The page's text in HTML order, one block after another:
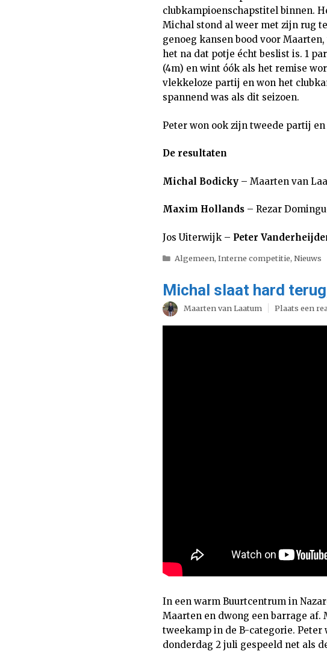
clubkampioenschapstitel binnen.
Michal stond al weer met zijn rug
genoeg kansen bood voor
het na dat potje écht beslist is. 1
(4m) en wint óók als het remise
vlekkeloze partij en won het
spannend was als dit seizoen.
Peter won ook zijn tweede partij
De resultaten
Michal Bodicky– Maarten van
Maxim Hollands– Rezar
Jos Uiterwijk – Peter
Categorieën
Algemeen,Interne competitie,Nieuws
Michal slaat hard
Maarten van Laatum Plaats een
In een warm Buurtcentrum in
Maarten en dwong een barrage af.
tweekamp in de B-categorie.
donderdag 2 juli gespeeld net als